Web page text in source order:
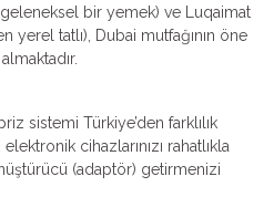
bir yemek) ve Luqaimat
yerel tatlı), Dubai mutfağının öne
sistemi Türkiye’den farklılık
cihazlarınızı rahatlıkla
(adaptör) getirmenizi